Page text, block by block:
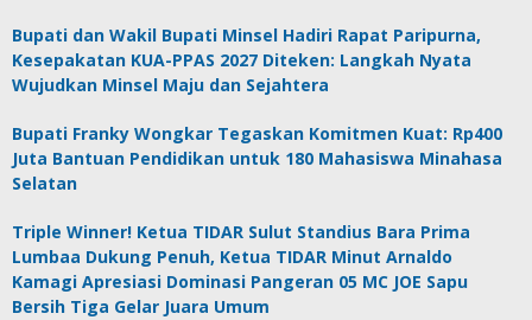
Bupati dan Wakil Bupati Minsel Hadiri Rapat Paripurna,
Kesepakatan KUA-PPAS 2027 Diteken: Langkah Nyata
Wujudkan Minsel Maju dan Sejahtera
Bupati Franky Wongkar Tegaskan Komitmen Kuat: Rp400
Juta Bantuan Pendidikan untuk 180 Mahasiswa Minahasa
Selatan
Triple Winner! Ketua TIDAR Sulut Standius Bara Prima
Lumbaa Dukung Penuh, Ketua TIDAR Minut Arnaldo
Kamagi Apresiasi Dominasi Pangeran 05 MC JOE Sapu
Bersih Tiga Gelar Juara Umum